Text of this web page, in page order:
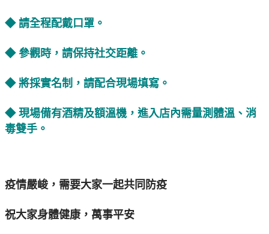
◆ 請全程配戴口罩。
◆ 參觀時，請保持社交距離。
◆ 將採實名制，請配合現場填寫。
◆ 現場備有酒精及額溫機，進入店內需量測體溫、消
毒雙手。
疫情嚴峻，需要大家一起共同防疫
祝大家身體健康，萬事平安